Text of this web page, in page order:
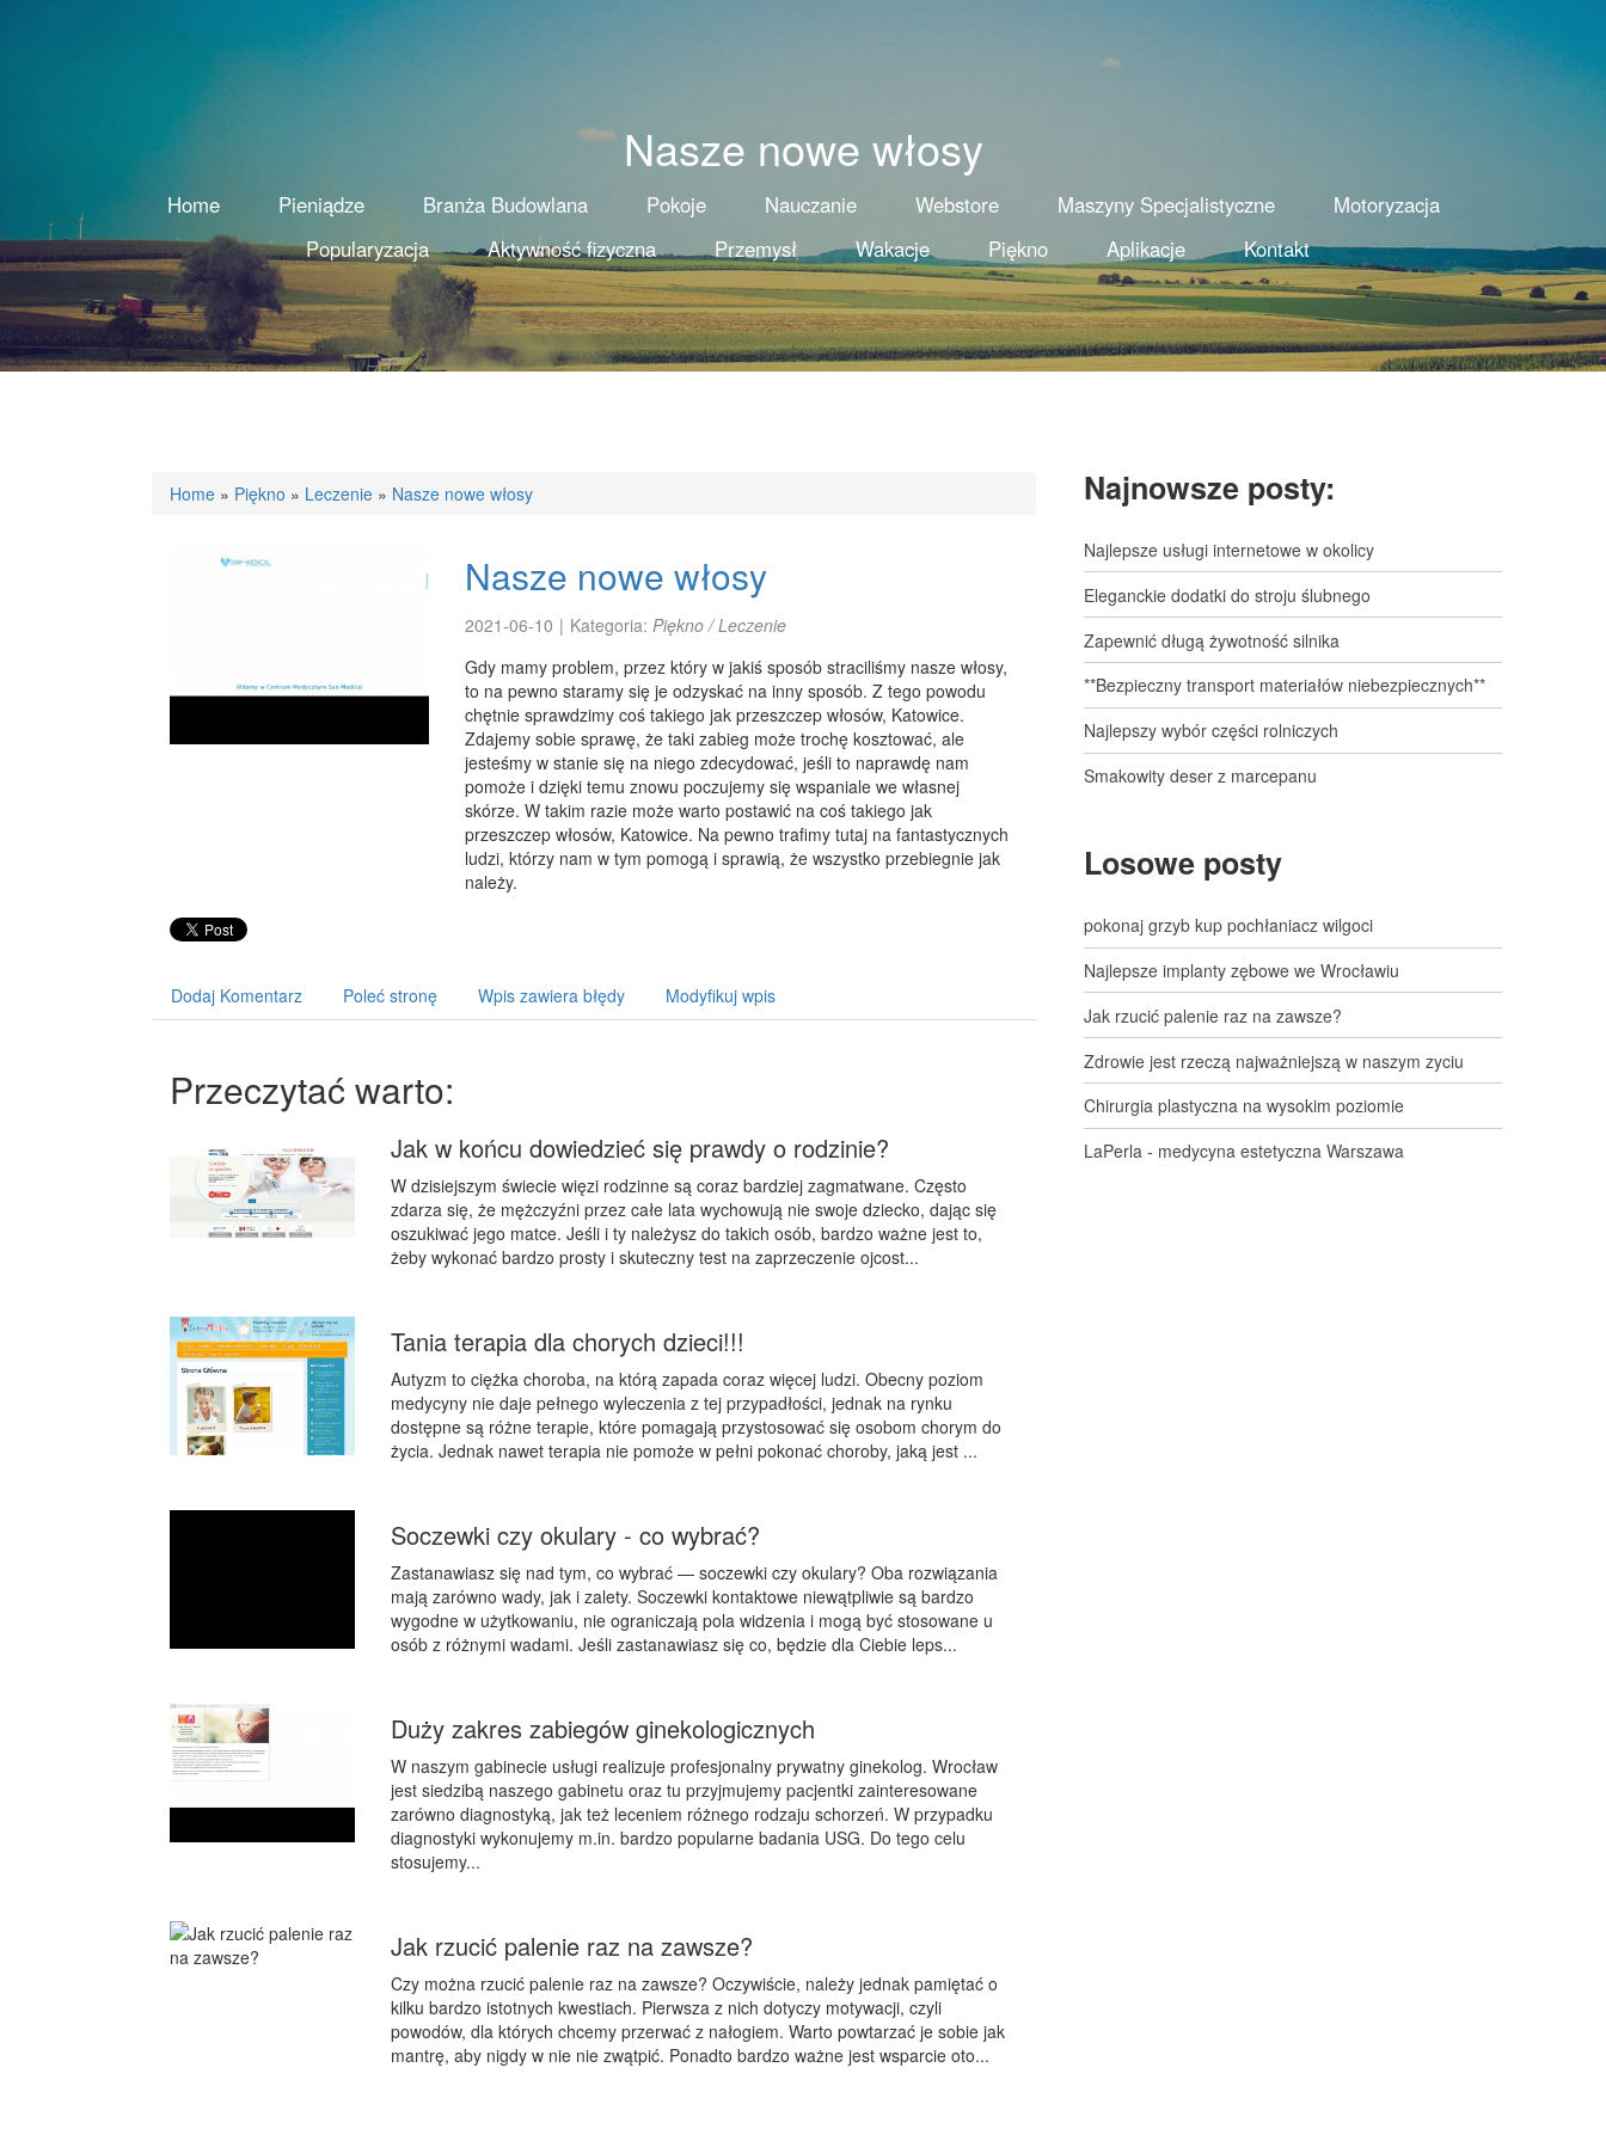
Nasze nowe włosy
Home Pieniądze Branża Budowlana Pokoje Nauczanie Webstore Maszyny Specjalistyczne
Motoryzacja
Popularyzacja
Aktywność fizyczna Przemysł Wakacje Piękno Aplikacje Kontakt
Home » Piękno » Leczenie » Nasze nowe włosy
Nasze nowe włosy
2021-06-10 | Kategoria: Piękno / Leczenie
Gdy mamy problem, przez który w jakiś sposób straciliśmy nasze włosy,
to na pewno staramy się je odzyskać na inny sposób. Z tego powodu
chętnie sprawdzimy coś takiego jak przeszczep włosów, Katowice.
Zdajemy sobie sprawę, że taki zabieg może trochę kosztować, ale
jesteśmy w stanie się na niego zdecydować, jeśli to naprawdę nam
pomoże i dzięki temu znowu poczujemy się wspaniale we własnej
skórze. W takim razie może warto postawić na coś takiego jak
przeszczep włosów, Katowice. Na pewno trafimy tutaj na fantastycznych
ludzi, którzy nam w tym pomogą i sprawią, że wszystko przebiegnie jak
należy.
Dodaj Komentarz Poleć stronę Wpis zawiera błędy Modyfikuj wpis
Przeczytać warto:
Jak w końcu dowiedzieć się prawdy o rodzinie?
W dzisiejszym świecie więzi rodzinne są coraz bardziej zagmatwane. Często
zdarza się, że mężczyźni przez całe lata wychowują nie swoje dziecko, dając się
oszukiwać jego matce. Jeśli i ty należysz do takich osób, bardzo ważne jest to,
żeby wykonać bardzo prosty i skuteczny test na zaprzeczenie ojcost...
Tania terapia dla chorych dzieci!!!
Autyzm to ciężka choroba, na którą zapada coraz więcej ludzi. Obecny poziom
medycyny nie daje pełnego wyleczenia z tej przypadłości, jednak na rynku
dostępne są różne terapie, które pomagają przystosować się osobom chorym do
życia. Jednak nawet terapia nie pomoże w pełni pokonać choroby, jaką jest ...
Soczewki czy okulary - co wybrać?
Zastanawiasz się nad tym, co wybrać — soczewki czy okulary? Oba rozwiązania
mają zarówno wady, jak i zalety. Soczewki kontaktowe niewątpliwie są bardzo
wygodne w użytkowaniu, nie ograniczają pola widzenia i mogą być stosowane u
osób z różnymi wadami. Jeśli zastanawiasz się co, będzie dla Ciebie leps...
Duży zakres zabiegów ginekologicznych
W naszym gabinecie usługi realizuje profesjonalny prywatny ginekolog. Wrocław
jest siedzibą naszego gabinetu oraz tu przyjmujemy pacjentki zainteresowane
zarówno diagnostyką, jak też leceniem różnego rodzaju schorzeń. W przypadku
diagnostyki wykonujemy m.in. bardzo popularne badania USG. Do tego celu
stosujemy...
Jak rzucić palenie raz na zawsze?
Czy można rzucić palenie raz na zawsze? Oczywiście, należy jednak pamiętać o
kilku bardzo istotnych kwestiach. Pierwsza z nich dotyczy motywacji, czyli
powodów, dla których chcemy przerwać z nałogiem. Warto powtarzać je sobie jak
mantrę, aby nigdy w nie nie zwątpić. Ponadto bardzo ważne jest wsparcie oto...
Najnowsze posty:
Najlepsze usługi internetowe w okolicy
Eleganckie dodatki do stroju ślubnego
Zapewnić długą żywotność silnika
**Bezpieczny transport materiałów niebezpiecznych**
Najlepszy wybór części rolniczych
Smakowity deser z marcepanu
Losowe posty
pokonaj grzyb kup pochłaniacz wilgoci
Najlepsze implanty zębowe we Wrocławiu
Jak rzucić palenie raz na zawsze?
Zdrowie jest rzeczą najważniejszą w naszym zyciu
Chirurgia plastyczna na wysokim poziomie
LaPerla - medycyna estetyczna Warszawa